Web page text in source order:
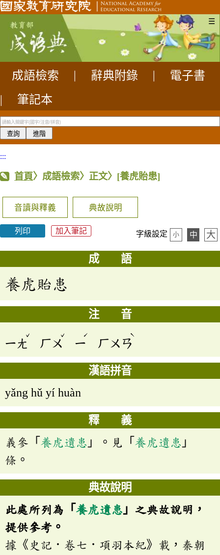
☰
成語檢索 辭典附錄
電子書
|
筆記本
:::
首頁〉成語檢索〉正文〉 [養虎貽患]
音讀與釋義 典故說明
列印 加入筆記 字級設定 小 中 大
成 語
養虎貽患
注 音
ㄧㄤ
ˇ
ㄏㄨ
ˇ
ㄧ
ˊ
ㄏㄨㄢ
ˋ
漢語拼音
yǎng hǔ yí huàn
釋 義
義參「 養虎遺患 」。見「 養虎遺患 」
條。
典故說明
此處所列為「 養虎遺患 」之典故說明，
提供參考。
據《史記．卷七．項羽本紀》載，秦朝